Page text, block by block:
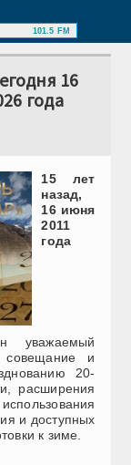
101.5 FM
16
года
15 лет
назад,
16 июня
2011
года
уважаемый
и
20-
расширения
и доступных
к зиме.